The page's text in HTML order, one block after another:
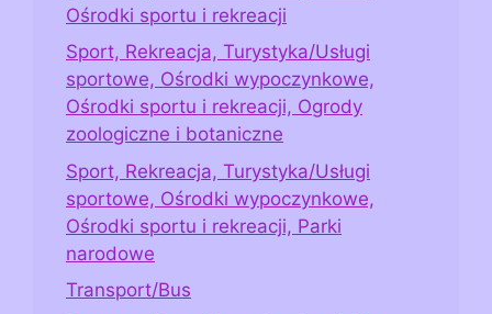
Ośrodki sportu i rekreacji
Sport, Rekreacja, Turystyka/Usługi
sportowe, Ośrodki wypoczynkowe,
Ośrodki sportu i rekreacji, Ogrody
zoologiczne i botaniczne
Sport, Rekreacja, Turystyka/Usługi
sportowe, Ośrodki wypoczynkowe,
Ośrodki sportu i rekreacji, Parki
narodowe
Transport/Bus